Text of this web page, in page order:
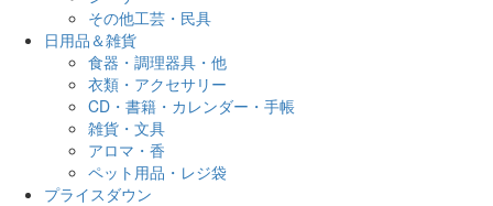
その他工芸・民具
日用品＆雑貨
食器・調理器具・他
衣類・アクセサリー
CD・書籍・カレンダー・手帳
雑貨・文具
アロマ・香
ペット用品・レジ袋
プライスダウン